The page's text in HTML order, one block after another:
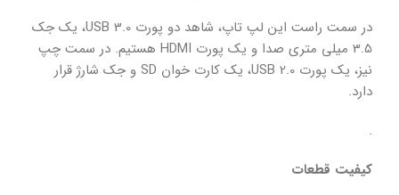
در سمت راست این لپ تاپ، شاهد دو پورت USB 3.0، یک جک
3.5 میلی متری صدا و یک پورت HDMI هستیم. در سمت چپ
نیز، یک پورت USB 2.0، یک کارت خوان SD و جک شارژ قرار
دارد.
.
کیفیت قطعات